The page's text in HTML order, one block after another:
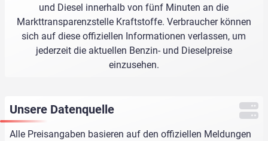
und Diesel innerhalb von fünf Minuten an die
Markttransparenzstelle Kraftstoffe. Verbraucher können
sich auf diese offiziellen Informationen verlassen, um
jederzeit die aktuellen Benzin- und Dieselpreise
einzusehen.
Unsere Datenquelle
Alle Preisangaben basieren auf den offiziellen Meldungen